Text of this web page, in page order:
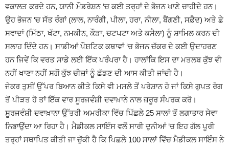
ਵਕਾਲਤ ਕਰਦੇ ਹਨ, ਯਾਨੀ ਮੌਡਰੇਸ਼ਨ ‘ਚ ਕਈ ਤਰ੍ਹਾਂ ਦੇ ਭੋਜਨ ਖਾਣੇ ਚਾਹੀਦੇ ਹਨ।
ਉਹ ਭੋਜਨ ‘ਚ ਸੱਤ ਰੰਗਾਂ (ਲਾਲ, ਨਾਰੰਗੀ, ਪੀਲਾ, ਹਰਾ, ਨੀਲਾ, ਬੈਂਗਣੀ, ਸਫ਼ੈਦ) ਅਤੇ ਛੇ
ਸਵਾਦਾਂ (ਮਿੱਠਾ, ਖੱਟਾ, ਨਮਕੀਨ, ਕੌੜਾ, ਚਟਪਟਾ ਅਤੇ ਕਸੈਲਾ) ਨੂੰ ਸ਼ਾਮਿਲ ਕਰਨ ਦੀ
ਸਲਾਹ ਦਿੰਦੇ ਹਨ। ਸਾਡੀਆਂ ਪੌਸ਼ਟਿਕ ਕਥਾਵਾਂ ‘ਚ ਭੋਜਨ ਚੱਕਰ ਦੇ ਕਈ ਉਦਾਹਰਣ
ਹਨ ਜਿਵੇਂ ਕਿ ਵਰਤ ਸਾਡੇ ਲਈ ਇੱਕ ਪਰੰਪਰਾ ਹੈ। ਹਾਲਾਂਕਿ ਇਸ ਦਾ ਮਤਲਬ ਕੁੱਝ ਵੀ
ਨਹੀਂ ਖਾਣਾ ਨਹੀਂ ਸਗੋਂ ਕੁੱਝ ਚੀਜ਼ਾਂ ਨੂੰ ਛੱਡਣ ਦੀ ਆਸ ਕੀਤੀ ਜਾਂਦੀ ਹੈ।
ਜੇਕਰ ਤੁਸੀਂ ਉੱਪਰ ਬਿਆਨ ਕੀਤੇ ਕਿਸੇ ਵੀ ਮਸਲੇ ਤੋਂ ਪਰੇਸ਼ਾਨ ਹੋ ਜਾਂ ਕਿਸੇ ਗੁਪਤ ਰੋਗ
ਤੋਂ ਪੀੜਤ ਹੋ ਤਾਂ ਇੱਕ ਵਾਰ ਸੂਰਜਵੰਸ਼ੀ ਦਵਾਖ਼ਾਨੇ ਨਾਲ ਜ਼ਰੂਰ ਸੰਪਰਕ ਕਰੋ।
ਸੂਰਜਵੰਸ਼ੀ ਦਵਾਖ਼ਾਨਾ ਉੱਤਰੀ ਅਮਰੀਕਾ ਵਿੱਚ ਪਿੱਛਲੇ 25 ਸਾਲਾਂ ਤੋਂ ਲਗਾਤਾਰ ਸੇਵਾ
ਨਿਭਾਉਂਦਾ ਆ ਰਿਹਾ ਹੈ। ਮੈਡੀਕਲ ਸਾਇੰਸ ਵਲੋਂ ਸਾਰੀ ਦੁਨੀਆਂ ‘ਚ ਇਹ ਗੱਲ ਪੂਰੀ
ਤਰ੍ਹਾਂ ਸਥਾਪਿਤ ਕੀਤੀ ਜਾ ਚੁੱਕੀ ਹੈ ਕਿ ਪਿਛਲੇ 100 ਸਾਲਾਂ ਵਿੱਚ ਮੈਡੀਕਲ ਸਾਇੰਸ ਨੇ